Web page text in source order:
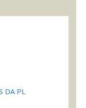
DA PL